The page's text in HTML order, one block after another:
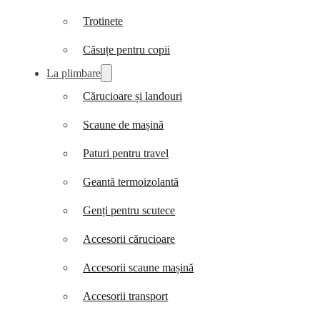
Trotinete
Căsuțe pentru copii
La plimbare
Cărucioare și landouri
Scaune de mașină
Paturi pentru travel
Geantă termoizolantă
Genți pentru scutece
Accesorii cărucioare
Accesorii scaune mașină
Accesorii transport